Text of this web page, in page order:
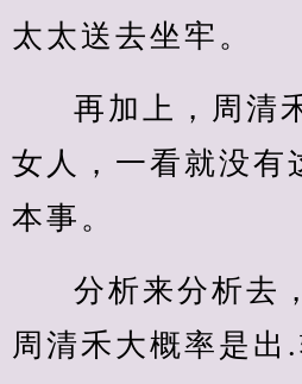
太太送去坐牢。
再加上，周清
女人，一看就没有
本事。
分析来分析去
周清禾大概率是出.